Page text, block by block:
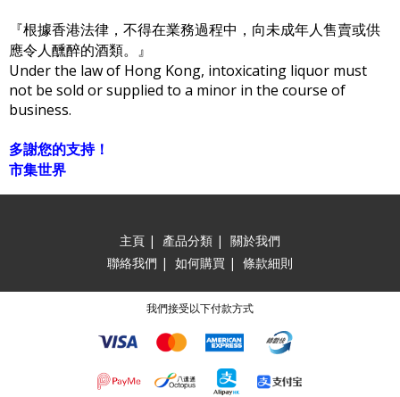
『根據香港法律，不得在業務過程中，向未成年人售賣或供
應令人醺醉的酒類。』
Under the law of Hong Kong, intoxicating liquor must
not be sold or supplied to a minor in the course of
business.
多謝您的支持！
市集世界
主頁 | 產品分類 | 關於我們
聯絡我們 | 如何購買 | 條款細則
我們接受以下付款方式